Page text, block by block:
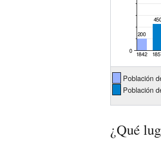
Población
Población
¿Qué